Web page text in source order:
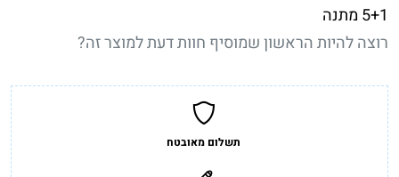
5+1 מתנה
רוצה להיות הראשון שמוסיף חוות דעת למוצר זה?
תשלום מאובטח